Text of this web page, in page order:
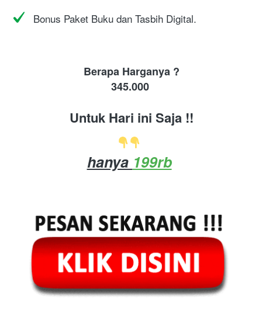
Bonus Paket Buku dan Tasbih Digital.
Berapa Harganya ?
345.000
Untuk Hari ini Saja !!
hanya 199rb